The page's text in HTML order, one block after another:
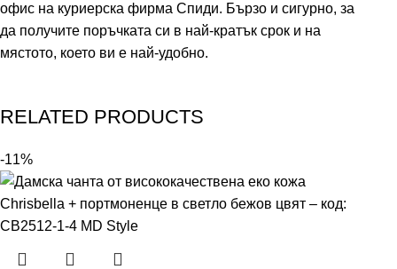
офис на куриерска фирма Спиди. Бързо и сигурно, за
да получите поръчката си в най-кратък срок и на
мястото, което ви е най-удобно.
RELATED PRODUCTS
-11%